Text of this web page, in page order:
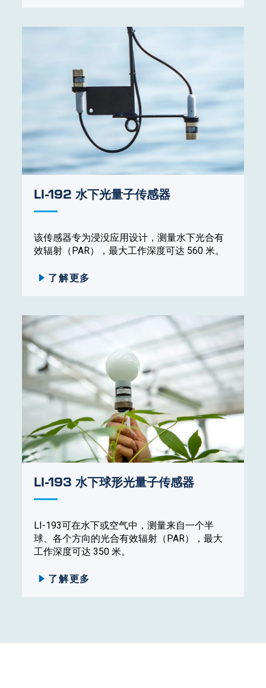
LI-192 水下光量子传感器
该传感器专为浸没应用设计，测量水下光合有
效辐射（PAR），最大工作深度可达 560 米。
了解更多
LI-193 水下球形光量子传感器
LI-193可在水下或空气中，测量来自一个半
球、各个方向的光合有效辐射（PAR），最大
工作深度可达 350 米。
了解更多